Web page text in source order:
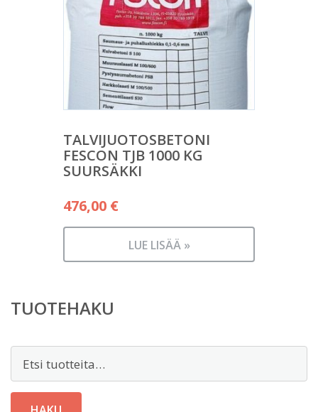
TALVIJUOTOSBETONI
FESCON TJB 1000 KG
SUURSÄKKI
476,00 €
LUE LISÄÄ »
TUOTEHAKU